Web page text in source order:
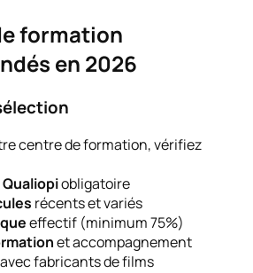
formation
en 2026
centre de formation, vérifiez
obligatoire
récents et variés
effectif (minimum 75%)
et accompagnement
avec fabricants de films